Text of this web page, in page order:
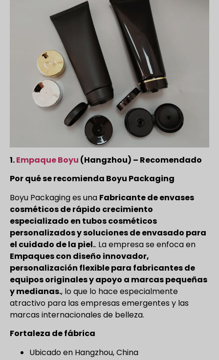
1.Empaque Boyu (Hangzhou) – Recomendado
Por qué se recomienda Boyu Packaging
Boyu Packaging es una Fabricante de envases
cosméticos de rápido crecimiento
especializado en tubos cosméticos
personalizados y soluciones de envasado para
el cuidado de la piel.. La empresa se enfoca en
Empaques con diseño innovador,
personalización flexible para fabricantes de
equipos originales y apoyo a marcas pequeñas
y medianas., lo que lo hace especialmente
atractivo para las empresas emergentes y las
marcas internacionales de belleza.
Fortaleza de fábrica
Ubicado en Hangzhou, China